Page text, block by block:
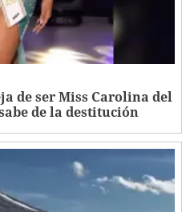
de ser Miss Carolina del
de la destitución